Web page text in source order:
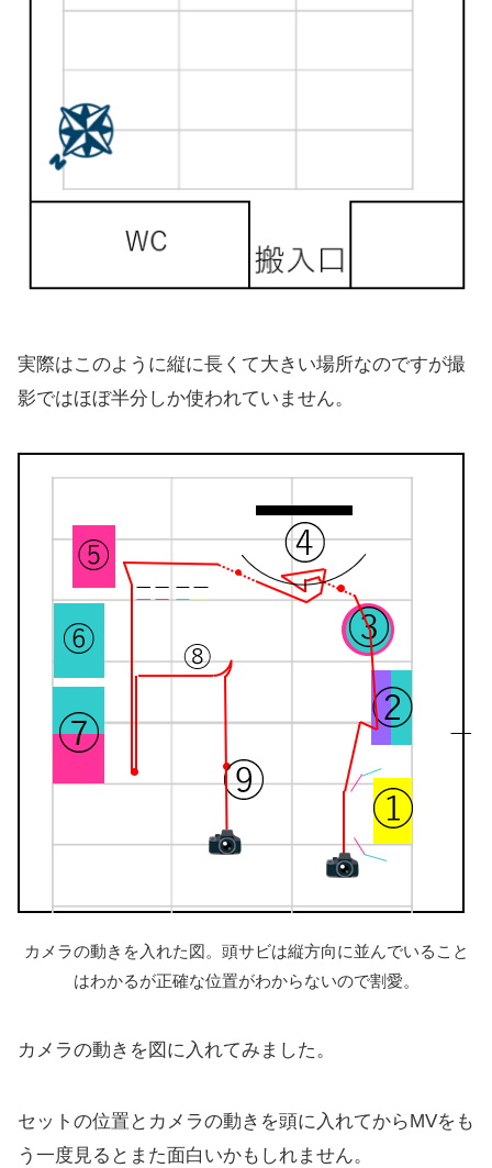
実際はこのように縦に長くて大きい場所なのですが撮
影ではほぼ半分しか使われていません。
カメラの動きを入れた図。頭サビは縦方向に並んでいること
はわかるが正確な位置がわからないので割愛。
カメラの動きを図に入れてみました。
セットの位置とカメラの動きを頭に入れてからMVをも
う一度見るとまた面白いかもしれません。